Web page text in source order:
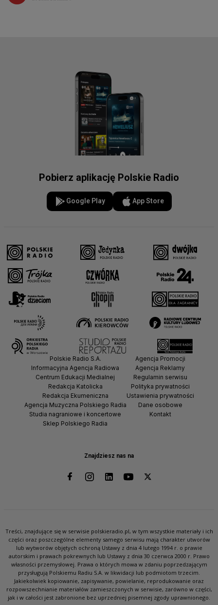
Pobierz aplikację Polskie Radio
Google Play App Store
Znajdziesz nas na
Polskie Radio S.A.
Informacyjna Agencja Radiowa
Centrum Edukacji Medialnej
Redakcja Katolicka
Redakcja Ekumeniczna
Agencja Muzyczna Polskiego Radia
Studia nagraniowe i koncertowe
Sklep Polskiego Radia
Agencja Promocji
Agencja Reklamy
Regulamin serwisu
Polityka prywatności
Ustawienia prywatności
Dane osobowe
Kontakt
Treści, znajdujące się w serwisie polskieradio.pl, w tym wszystkie materiały i ich
części oraz poszczególne elementy samego serwisu mają charakter utworów
lub wytworów objętych ochroną Ustawy z dnia 4 lutego 1994 r. o prawie
autorskim i prawach pokrewnych lub Ustawy z dnia 30 czerwca 2000 r. Prawo
własności przemysłowej. Prawa o których mowa w zdaniu poprzedzającym
przysługują Polskiemu Radiu S.A. w likwidacji lub podmiotom trzecim.
Jakiekolwiek kopiowanie, zapisywanie, powielanie, reprodukowanie oraz
rozpowszechnianie materiałów zamieszczonych w serwisie, zarówno w części,
jak i w całości jest zabronione bez uprzedniej pisemnej zgody uprawnionego.